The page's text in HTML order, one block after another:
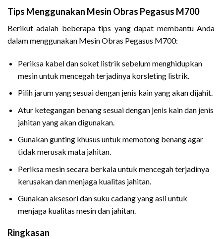
Tips Menggunakan Mesin Obras Pegasus M700
Berikut adalah beberapa tips yang dapat membantu Anda
dalam menggunakan Mesin Obras Pegasus M700:
Periksa kabel dan soket listrik sebelum menghidupkan
mesin untuk mencegah terjadinya korsleting listrik.
Pilih jarum yang sesuai dengan jenis kain yang akan dijahit.
Atur ketegangan benang sesuai dengan jenis kain dan jenis
jahitan yang akan digunakan.
Gunakan gunting khusus untuk memotong benang agar
tidak merusak mata jahitan.
Periksa mesin secara berkala untuk mencegah terjadinya
kerusakan dan menjaga kualitas jahitan.
Gunakan aksesori dan suku cadang yang asli untuk
menjaga kualitas mesin dan jahitan.
Ringkasan